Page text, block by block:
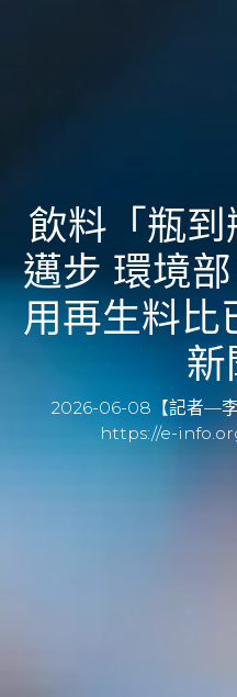
飲料「瓶
邁步 環境
用再生料比
新
2026-06-08【記者—李
https://e-